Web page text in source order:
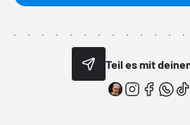
Teil es mit